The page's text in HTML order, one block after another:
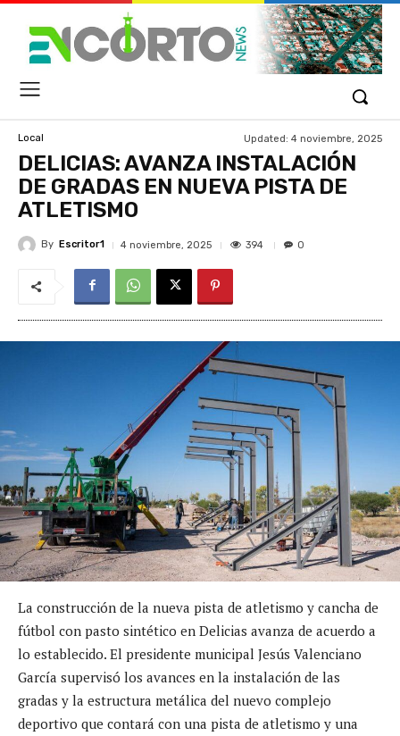
Local Updated: 4 noviembre, 2025
DELICIAS: AVANZA INSTALACIÓN
DE GRADAS EN NUEVA PISTA DE
ATLETISMO
By Escritor1 4 noviembre, 2025 394 0
La construcción de la nueva pista de atletismo y cancha de
fútbol con pasto sintético en Delicias avanza de acuerdo a
lo establecido. El presidente municipal Jesús Valenciano
García supervisó los avances en la instalación de las
gradas y la estructura metálica del nuevo complejo
deportivo que contará con una pista de atletismo y una